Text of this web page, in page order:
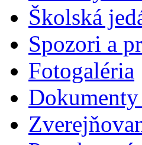
Školská
Spozori a
Fotogaléria